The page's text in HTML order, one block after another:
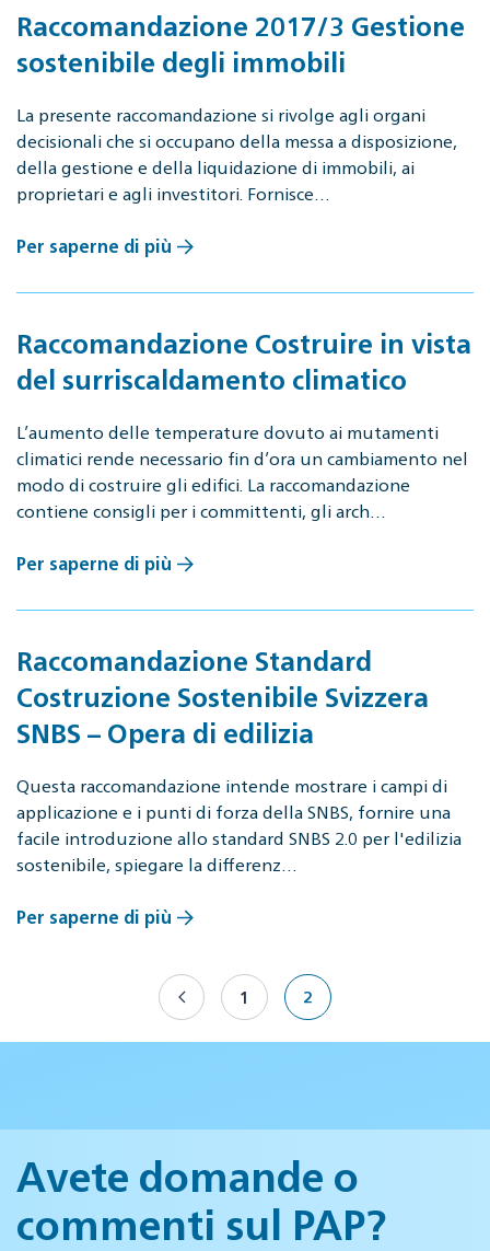
Raccomandazione 2017/3 Gestione
sostenibile degli immobili
La presente raccomandazione si rivolge agli organi
decisionali che si occupano della messa a disposizione,
della gestione e della liquidazione di immobili, ai
proprietari e agli investitori. Fornisce…
Per saperne di più
Raccomandazione Costruire in vista
del surriscaldamento climatico
L’aumento delle temperature dovuto ai mutamenti
climatici rende necessario fin d’ora un cambiamento nel
modo di costruire gli edifici. La raccomandazione
contiene consigli per i committenti, gli arch…
Per saperne di più
Raccomandazione Standard
Costruzione Sostenibile Svizzera
SNBS – Opera di edilizia
Questa raccomandazione intende mostrare i campi di
applicazione e i punti di forza della SNBS, fornire una
facile introduzione allo standard SNBS 2.0 per l'edilizia
sostenibile, spiegare la differenz…
Per saperne di più
1 2
Avete domande o
commenti sul PAP?